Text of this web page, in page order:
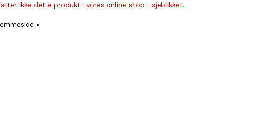
ikke dette produkt i vores online shop i øjeblikket.
»